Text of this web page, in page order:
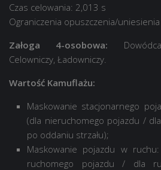
Czas celowania: 2,013 s
Ograniczenia opuszczenia/uniesienia
Załoga 4-osobowa:
Celowniczy, Ładowniczy.
Wartość Kamuflażu:
Maskowanie stacjonarnego
(dla nieruchomego pojazdu /
po oddaniu strzału);
Maskowanie pojazdu w
ruchomego pojazdu / dla